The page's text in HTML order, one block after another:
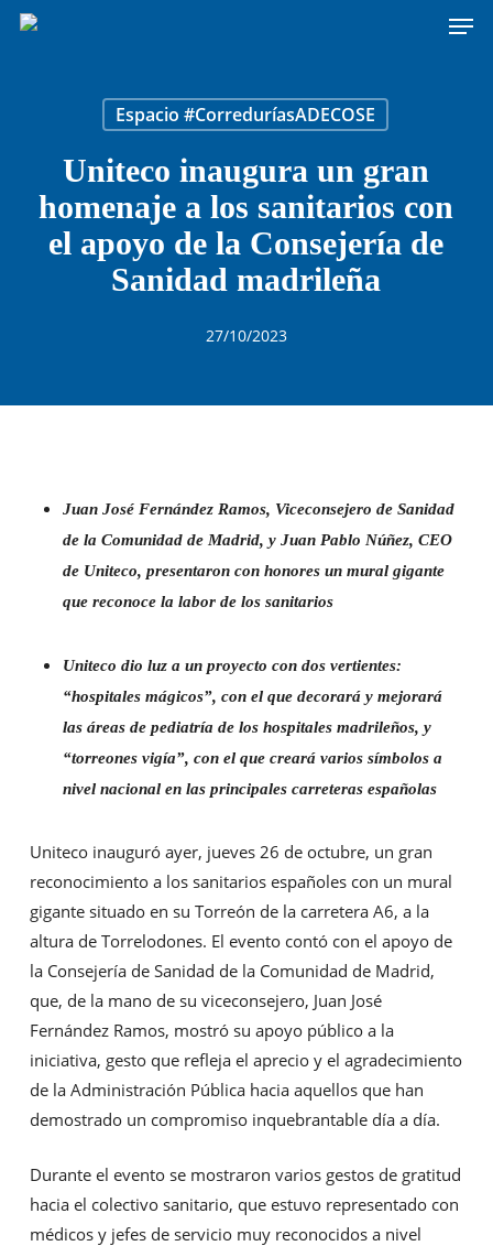
Skip
Espacio #CorreduríasADECOSE
Uniteco inaugura un gran
homenaje a los sanitarios con
el apoyo de la Consejería de
Sanidad madrileña
27/10/2023
Juan José Fernández Ramos, Viceconsejero de Sanidad
de la Comunidad de Madrid, y Juan Pablo Núñez, CEO
de Uniteco, presentaron con honores un mural gigante
que reconoce la labor de los sanitarios
Uniteco dio luz a un proyecto con dos vertientes:
“hospitales mágicos”, con el que decorará y mejorará
las áreas de pediatría de los hospitales madrileños, y
“torreones vigía”, con el que creará varios símbolos a
nivel nacional en las principales carreteras españolas
Uniteco inauguró ayer, jueves 26 de octubre, un gran
reconocimiento a los sanitarios españoles con un mural
gigante situado en su Torreón de la carretera A6, a la
altura de Torrelodones. El evento contó con el apoyo de
la Consejería de Sanidad de la Comunidad de Madrid,
que, de la mano de su viceconsejero, Juan José
Fernández Ramos, mostró su apoyo público a la
iniciativa, gesto que refleja el aprecio y el agradecimiento
de la Administración Pública hacia aquellos que han
demostrado un compromiso inquebrantable día a día.
Durante el evento se mostraron varios gestos de gratitud
hacia el colectivo sanitario, que estuvo representado con
médicos y jefes de servicio muy reconocidos a nivel